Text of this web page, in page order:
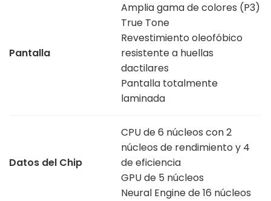
Pantalla
Amplia gama de colores (P3)
True Tone
Revestimiento oleofóbico
resistente a huellas
dactilares
Pantalla totalmente
laminada
Datos del Chip
CPU de 6 núcleos con 2
núcleos de rendimiento y 4
de eficiencia
GPU de 5 núcleos
Neural Engine de 16 núcleos